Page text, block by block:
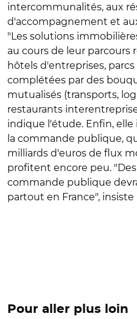
intercommunalités, aux
d'accompagnement et
"Les solutions
au cours de leur parcours
hôtels d'entreprises,
complétées par des
mutualisés (transports,
restaurants
indique l'étude. Enfin,
la commande publique,
milliards d'euros de flux
profitent encore peu. "Des
commande publique
partout en France",
Pour aller plus loin